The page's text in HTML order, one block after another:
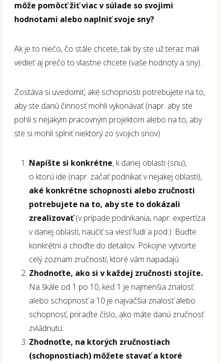
môže pomôcť žiť viac v súlade so svojimi
hodnotami alebo naplniť svoje sny?
Ak je to niečo, čo stále chcete, tak by ste už teraz mali
vedieť aj prečo to vlastne chcete (vaše hodnoty a sny).
Zostáva si uvedomiť, aké schopnosti potrebujete na to,
aby ste danú činnosť mohli vykonávať (napr. aby ste
pohli s nejakým pracovným projektom alebo na to, aby
ste si mohli splniť niektorý zo svojich snov).
Napíšte si konkrétne, k danej oblasti (snu),
o ktorú ide (napr. začať podnikať v nejakej oblasti),
aké konkrétne schopnosti alebo zručnosti
potrebujete na to, aby ste to dokázali
zrealizovať(v prípade podnikania, napr. expertíza
v danej oblasti, naučiť sa viesť ľudí a pod.). Buďte
konkrétni a choďte do detailov. Pokojne vytvorte
celý zoznam zručností, ktoré vám napadajú.
Zhodnoťte, ako si v každej zručnosti stojíte.
Na škále od 1 po 10, keď 1 je najmenšia znalosť
alebo schopnosť a 10 je najväčšia znalosť alebo
schopnosť, priraďte číslo, ako máte danú zručnosť
zvládnutú.
Zhodnoťte, na ktorých zručnostiach
(schopnostiach) môžete stavať a ktoré